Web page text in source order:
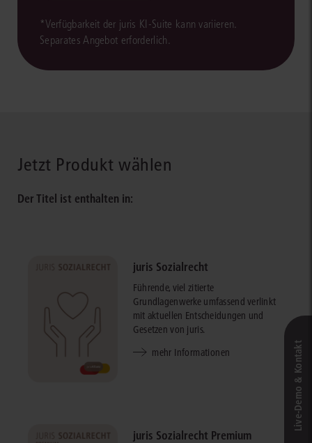
*Verfügbarkeit der juris KI-Suite kann variieren.
Separates Angebot erforderlich.
Jetzt Produkt wählen
Der Titel ist enthalten in:
juris Sozialrecht
Führende, viel zitierte
Grundlagenwerke umfassend verlinkt
mit aktuellen Entscheidungen und
Gesetzen von juris.
mehr Informationen
juris Sozialrecht Premium
Live‑Demo & Kontakt